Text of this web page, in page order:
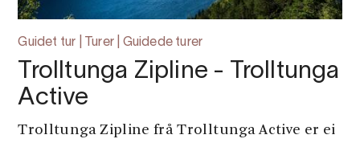
Guidet tur | Turer | Guidede turer
Trolltunga Zipline - Trolltunga
Active
Trolltunga Zipline frå Trolltunga Active er ei